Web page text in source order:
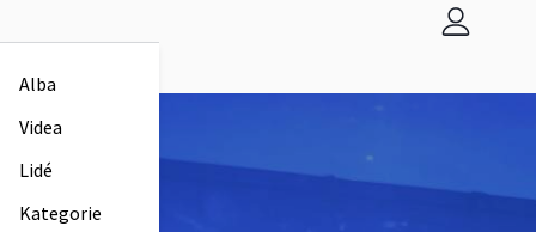
Alba
Videa
Lidé
Kategorie